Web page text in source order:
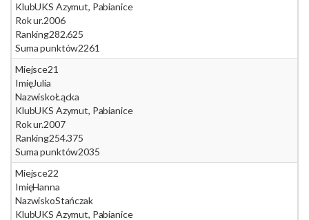
KlubUKS Azymut, Pabianice
Rok ur.2006
Ranking282.625
Suma punktów2261
Miejsce21
ImięJulia
NazwiskoŁącka
KlubUKS Azymut, Pabianice
Rok ur.2007
Ranking254.375
Suma punktów2035
Miejsce22
ImięHanna
NazwiskoStańczak
KlubUKS Azymut, Pabianice